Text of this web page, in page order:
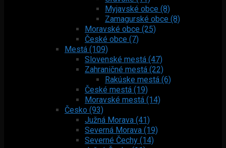
Myjavské obce (8)
Zamagurské obce (8)
Moravské obce (25)
České obce (7)
Mestá (109)
Slovenské mestá (47)
Zahraničné mestá (22)
Rakúske mestá (6)
České mestá (19)
Moravské mestá (14)
Česko (93)
Južná Morava (41)
Severná Morava (19)
Severné Čechy (14)